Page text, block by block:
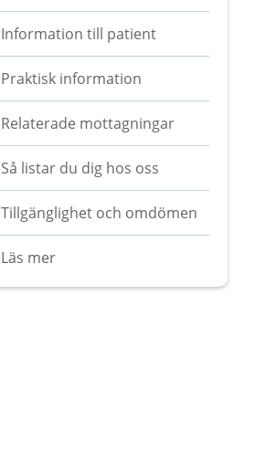
Information till patient
Praktisk information
Relaterade mottagningar
Så listar du dig hos oss
Tillgänglighet och omdömen
Läs mer